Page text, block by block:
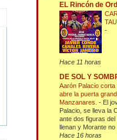
EL Rincón de
-
Hace 11 horas
DE SOL Y
Aarón Palacio
abre la puerta
Manzanares.- El
Palacio, se lleva la
ante dos figuras
llenan y Morante no
Hace 16 horas